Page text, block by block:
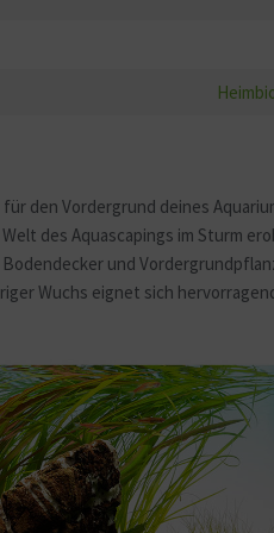
den Vordergrund deines
des Aquascapings im Sturm
und
Wuchs eignet sich